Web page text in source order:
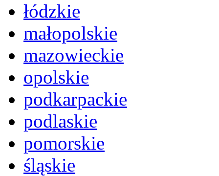
łódzkie
małopolskie
mazowieckie
opolskie
podkarpackie
podlaskie
pomorskie
śląskie